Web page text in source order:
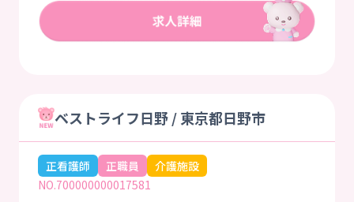
ベストライフ日野 / 東京都日野市
正看護師 正職員
介護施設
NO.700000000017581